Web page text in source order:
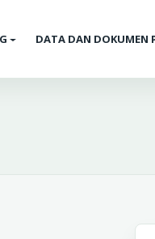
DATA DAN DOKUMEN